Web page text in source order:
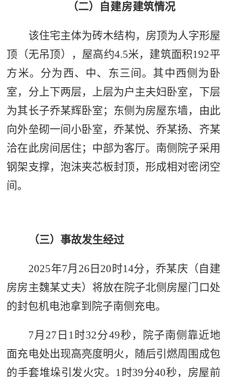
（二） 自建房建筑情况
该住宅主体为砖木结构，房顶为人字形屋
顶（无吊顶），屋高约4.5米，建筑面积192平
方米。分为西、中、东三间。其中西侧为卧
室，分上下两层，上层为户主夫妇卧室，下层
为其长子乔某辉卧室； 东侧为房屋东墙，由此
向外垒砌一间小卧室，乔某悦、乔某扬、齐某
洽在此房间居住；中部为客厅。南侧院子采用
钢架支撑，泡沫夹芯板封顶，形成相对密闭空
间。
（三）事故发生经过
2025年7月 26 日 20 时14分，乔某庆 （自建
房房主魏某丈夫） 将放在院子北侧房屋门口处
的封包机电池拿到院子南侧充电。
7月 27 日 1 时32分49秒，院子南侧靠近地
面充电处出现高亮度明火，随后引燃周围成包
的手套堆垛引发火灾。 1 时39分40秒， 房屋前